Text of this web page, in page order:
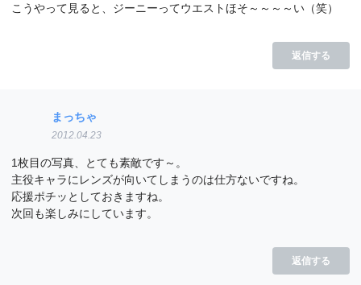
こうやって見ると、ジーニーってウエストほそ～～～～い（笑）
返信する
まっちゃ
2012.04.23
1枚目の写真、とても素敵です～。
主役キャラにレンズが向いてしまうのは仕方ないですね。
応援ポチッとしておきますね。
次回も楽しみにしています。
返信する